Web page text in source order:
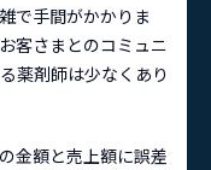
で手間がかかりま
客さまとのコミュニ
薬剤師は少なくあり
金額と売上額に誤差